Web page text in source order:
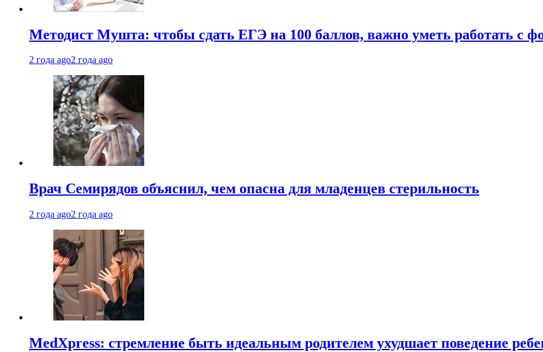
Методист Мушта: чтобы сдать ЕГЭ на 100 баллов, важно уметь работать с
2 года ago2 года ago
Врач Семирядов объяснил, чем опасна для младенцев стерильность
2 года ago2 года ago
MedXpress: стремление быть идеальным родителем ухудшает поведение